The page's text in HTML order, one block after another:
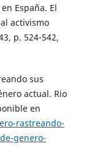
España. El
activismo
p. 524-542,
sus
actual. Rio
en
rastreando-
genero-